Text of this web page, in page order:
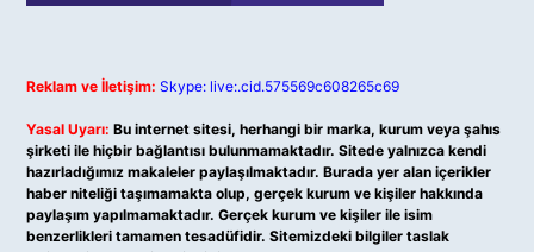
Reklam ve İletişim: Skype: live:.cid.575569c608265c69
Yasal Uyarı: Bu internet sitesi, herhangi bir marka, kurum veya şahıs
şirketi ile hiçbir bağlantısı bulunmamaktadır. Sitede yalnızca kendi
hazırladığımız makaleler paylaşılmaktadır. Burada yer alan içerikler
haber niteliği taşımamakta olup, gerçek kurum ve kişiler hakkında
paylaşım yapılmamaktadır. Gerçek kurum ve kişiler ile isim
benzerlikleri tamamen tesadüfidir. Sitemizdeki bilgiler taslak